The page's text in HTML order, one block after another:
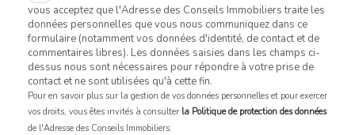
vous acceptez que l'Adresse des Conseils Immobiliers traite les
données personnelles que vous nous communiquez dans ce
formulaire (notamment vos données d'identité, de contact et de
commentaires libres). Les données saisies dans les champs ci-
dessus nous sont nécessaires pour répondre à votre prise de
contact et ne sont utilisées qu'à cette fin.
Pour en savoir plus sur la gestion de vos données personnelles et pour exercer
vos droits, vous êtes invités à consulter la Politique de protection des données
de l'Adresse des Conseils Immobiliers.